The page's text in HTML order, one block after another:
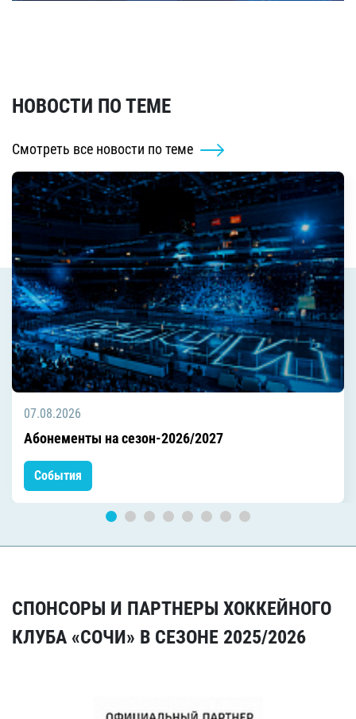
НОВОСТИ ПО ТЕМЕ
Смотреть все новости по теме
07.08.2026
Абонементы на сезон-2026/2027
События
СПОНСОРЫ И ПАРТНЕРЫ ХОККЕЙНОГО
КЛУБА «СОЧИ» В СЕЗОНЕ 2025/2026